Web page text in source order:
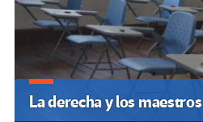
La derecha y los maestros